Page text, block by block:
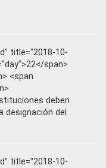
title="2018-10-
span>
<span
deben
del
title="2018-10-